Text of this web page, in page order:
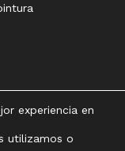
experiencia en
utilizamos o